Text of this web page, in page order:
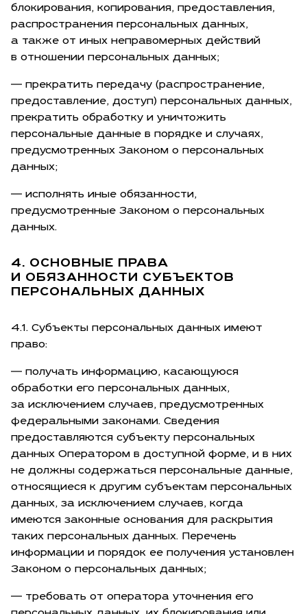
блокирования, копирования, предоставления,
распространения персональных данных,
а также от иных неправомерных действий
в отношении персональных данных;
— прекратить передачу (распространение,
предоставление, доступ) персональных данных,
прекратить обработку и уничтожить
персональные данные в порядке и случаях,
предусмотренных Законом о персональных
данных;
— исполнять иные обязанности,
предусмотренные Законом о персональных
данных.
4. ОСНОВНЫЕ ПРАВА
И ОБЯЗАННОСТИ СУБЪЕКТОВ
ПЕРСОНАЛЬНЫХ ДАННЫХ
4.1. Субъекты персональных данных имеют
право:
— получать информацию, касающуюся
обработки его персональных данных,
за исключением случаев, предусмотренных
федеральными законами. Сведения
предоставляются субъекту персональных
данных Оператором в доступной форме, и в них
не должны содержаться персональные данные,
относящиеся к другим субъектам персональных
данных, за исключением случаев, когда
имеются законные основания для раскрытия
таких персональных данных. Перечень
информации и порядок ее получения установлен
Законом о персональных данных;
— требовать от оператора уточнения его